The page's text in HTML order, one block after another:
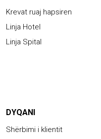
Krevat ruaj hapsiren
Linja Hotel
Linja Spital
DYQANI
Shërbimi i klientit